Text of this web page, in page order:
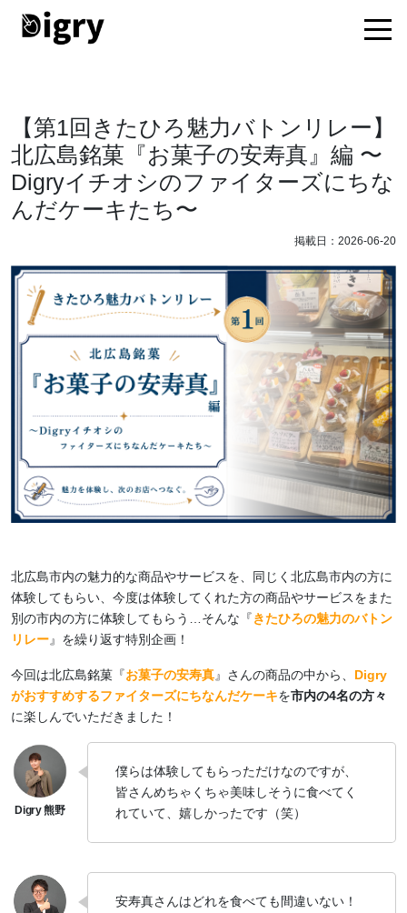
【第1回きたひろ魅力バトンリレー】
北広島銘菓『お菓子の安寿真』編 〜
Digryイチオシのファイターズにちな
んだケーキたち〜
掲載日：2026-06-20
北広島市内の魅力的な商品やサービスを、同じく北広島市内の方に
体験してもらい、今度は体験してくれた方の商品やサービスをまた
別の市内の方に体験してもらう…そんな『きたひろの魅力のバトン
リレー』を繰り返す特別企画！
今回は北広島銘菓『お菓子の安寿真』さんの商品の中から、 Digry
がおすすめするファイターズにちなんだケーキを市内の4名の方々
に楽しんでいただきました！
僕らは体験してもらっただけなのですが、
皆さんめちゃくちゃ美味しそうに食べてく
れていて、嬉しかったです（笑）
安寿真さんはどれを食べても間違いない！